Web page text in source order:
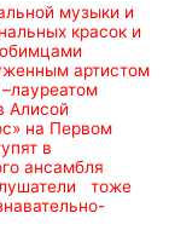
музыки и
красок и
артистом
Алисой
на Первом
в
ансамбля
тоже